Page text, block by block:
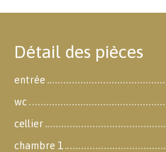
Détail des pièces
entrée
wc
cellier
chambre 1